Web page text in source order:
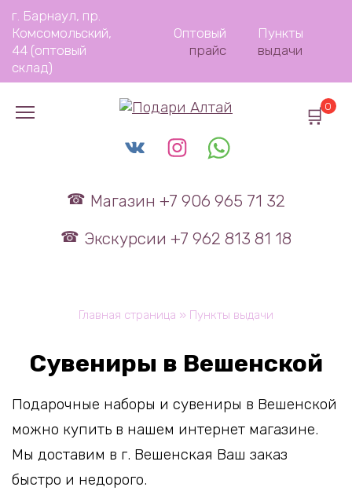
Перейти
содержанию
г. Барнаул, пр.
Комсомольский,
44 (оптовый
склад)
Оптовый
прайс
Пункты
выдачи
Магазин +7 906 965 71 32
Экскурсии +7 962 813 81 18
0
Главная страница » Пункты выдачи
Сувениры в Вешенской
Подарочные наборы и сувениры в Вешенской
можно купить в нашем интернет магазине.
Мы доставим в г. Вешенская Ваш заказ
быстро и недорого.